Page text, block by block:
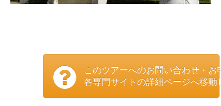
このツアーへのお問い合わせ・お
各専門サイトの詳細ページへ移動